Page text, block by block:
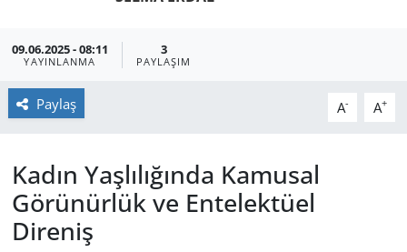
09.06.2025 - 08:11
YAYINLANMA
3
PAYLAŞIM
Paylaş A- A+
Kadın Yaşlılığında Kamusal
Görünürlük ve Entelektüel
Direniş
EĞİTİM
EKONOMİ
GÜNDEM
HABERDE İNSAN
Süper Lig Puan Durumu ve Fikstür
Tüm Manşetler
Son Dakika Haberleri